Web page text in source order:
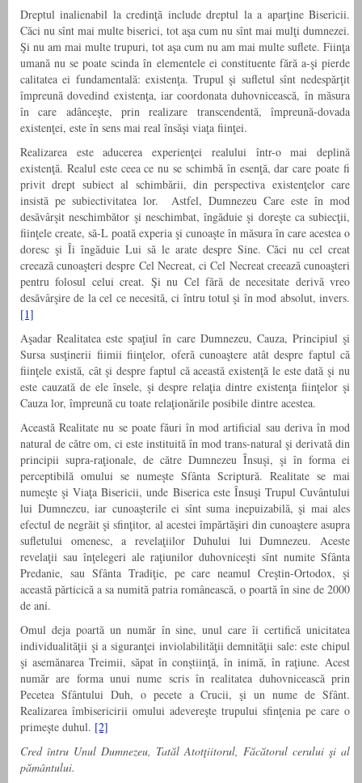
Dreptul inalienabil la credinţă include dreptul la a aparţine Bisericii.
Căci nu sînt mai multe biserici, tot aşa cum nu sînt mai mulţi dumnezei.
Şi nu am mai multe trupuri, tot aşa cum nu am mai multe suflete. Fiinţa
umană nu se poate scinda în elementele ei constituente fără a-şi pierde
calitatea ei fundamentală: existenţa. Trupul şi sufletul sînt nedespărţit
împreună dovedind existenţa, iar coordonata duhovnicească, în măsura
în care adânceşte, prin realizare transcendentă, împreună-dovada
existenţei, este în sens mai real însăşi viaţa fiinţei.
Realizarea este aducerea experienţei realului într-o mai deplină
existenţă. Realul este ceea ce nu se schimbă în esenţă, dar care poate fi
privit drept subiect al schimbării, din perspectiva existenţelor care
insistă pe subiectivitatea lor. Astfel, Dumnezeu Care este în mod
desăvârşit neschimbător şi neschimbat, îngăduie şi doreşte ca subiecţii,
fiinţele create, să-L poată experia şi cunoaşte în măsura în care acestea o
doresc şi Îi îngăduie Lui să le arate despre Sine. Căci nu cel creat
creează cunoaşteri despre Cel Necreat, ci Cel Necreat creează cunoaşteri
pentru folosul celui creat. Şi nu Cel fără de necesitate derivă vreo
desăvârşire de la cel ce necesită, ci întru totul şi în mod absolut, invers.
[1]
Aşadar Realitatea este spaţiul în care Dumnezeu, Cauza, Principiul şi
Sursa susţinerii fiimii fiinţelor, oferă cunoaştere atât despre faptul că
fiinţele există, cât şi despre faptul că această existenţă le este dată şi nu
este cauzată de ele însele, şi despre relaţia dintre existenţa fiinţelor şi
Cauza lor, împreună cu toate relaţionările posibile dintre acestea.
Această Realitate nu se poate făuri în mod artificial sau deriva în mod
natural de către om, ci este instituită în mod trans-natural şi derivată din
principii supra-raţionale, de către Dumnezeu Însuşi, şi în forma ei
perceptibilă omului se numeşte Sfânta Scriptură. Realitate se mai
numeşte şi Viaţa Bisericii, unde Biserica este Însuşi Trupul Cuvântului
lui Dumnezeu, iar cunoaşterile ei sînt suma inepuizabilă, şi mai ales
efectul de negrăit şi sfinţitor, al acestei împărtăşiri din cunoaştere asupra
sufletului omenesc, a revelaţiilor Duhului lui Dumnezeu. Aceste
revelaţii sau înţelegeri ale raţiunilor duhovniceşti sînt numite Sfânta
Predanie, sau Sfânta Tradiţie, pe care neamul Creştin-Ortodox, şi
această părticică a sa numită patria românească, o poartă în sine de 2000
de ani.
Omul deja poartă un număr în sine, unul care îi certifică unicitatea
individualităţii şi a siguranţei inviolabilităţii demnităţii sale: este chipul
şi asemănarea Treimii, săpat în conştiinţă, în inimă, în raţiune. Acest
număr are forma unui nume scris în realitatea duhovnicească prin
Pecetea Sfântului Duh, o pecete a Crucii, şi un nume de Sfânt.
Realizarea îmbisericirii omului adevereşte trupului sfinţenia pe care o
primeşte duhul. [2]
Cred întru Unul Dumnezeu, Tatăl Atotţiitorul, Făcătorul cerului şi al
pământului.